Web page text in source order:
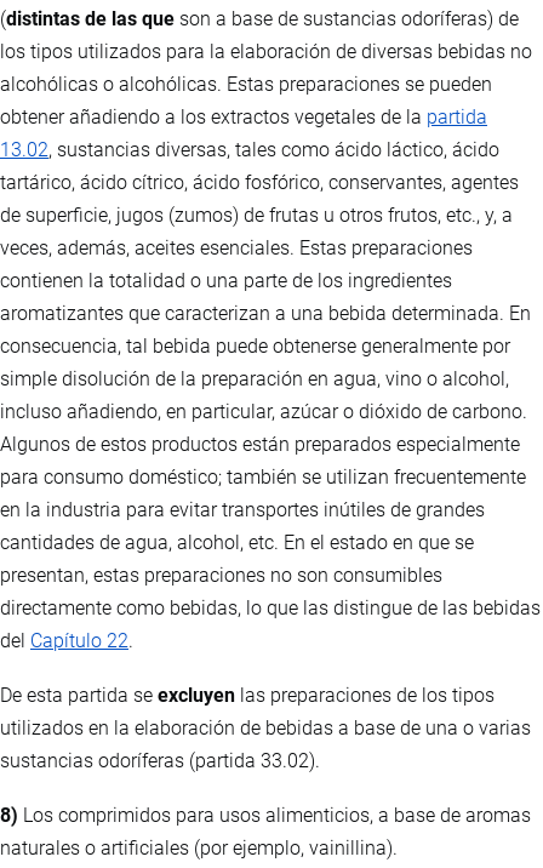
(distintas de las que son a base de sustancias odoríferas) de
los tipos utilizados para la elaboración de diversas bebidas no
alcohólicas o alcohólicas. Estas preparaciones se pueden
obtener añadiendo a los extractos vegetales de la partida
13.02, sustancias diversas, tales como ácido láctico, ácido
tartárico, ácido cítrico, ácido fosfórico, conservantes, agentes
de superficie, jugos (zumos) de frutas u otros frutos, etc., y, a
veces, además, aceites esenciales. Estas preparaciones
contienen la totalidad o una parte de los ingredientes
aromatizantes que caracterizan a una bebida determinada. En
consecuencia, tal bebida puede obtenerse generalmente por
simple disolución de la preparación en agua, vino o alcohol,
incluso añadiendo, en particular, azúcar o dióxido de carbono.
Algunos de estos productos están preparados especialmente
para consumo doméstico; también se utilizan frecuentemente
en la industria para evitar transportes inútiles de grandes
cantidades de agua, alcohol, etc. En el estado en que se
presentan, estas preparaciones no son consumibles
directamente como bebidas, lo que las distingue de las bebidas
del Capítulo 22.
De esta partida se excluyen las preparaciones de los tipos
utilizados en la elaboración de bebidas a base de una o varias
sustancias odoríferas (partida 33.02).
8) Los comprimidos para usos alimenticios, a base de aromas
naturales o artificiales (por ejemplo, vainillina).